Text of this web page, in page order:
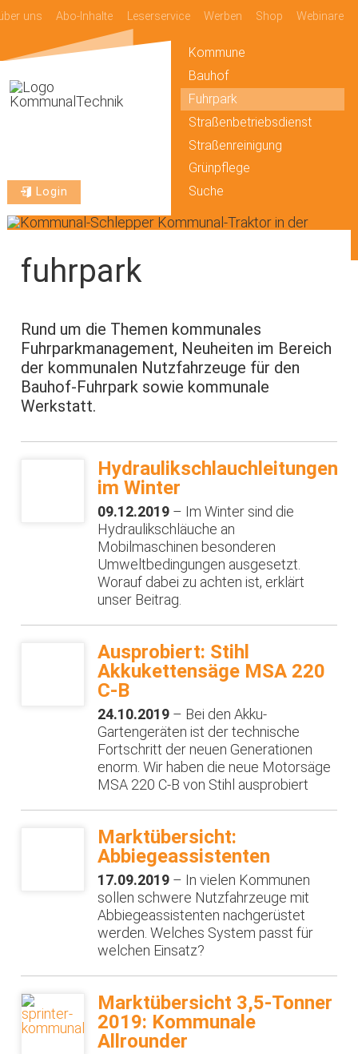
uns Abo-Inhalte Leserservice Werben Shop Webinare
Login
Kommune
Bauhof
Fuhrpark
Straßenbetriebsdienst
Straßenreinigung
Grünpflege
Suche
fuhrpark
Rund um die Themen kommunales
Fuhrparkmanagement, Neuheiten im Bereich
der kommunalen Nutzfahrzeuge für den
Bauhof-Fuhrpark sowie kommunale
Werkstatt.
Hydraulikschlauchleitungen
im Winter
09.12.2019 – Im Winter sind die
Hydraulikschläuche an
Mobilmaschinen besonderen
Umweltbedingungen ausgesetzt.
Worauf dabei zu achten ist, erklärt
unser Beitrag.
Ausprobiert: Stihl
Akkukettensäge MSA 220
C-B
24.10.2019 – Bei den Akku-
Gartengeräten ist der technische
Fortschritt der neuen Generationen
enorm. Wir haben die neue Motorsäge
MSA 220 C-B von Stihl ausprobiert
Marktübersicht:
Abbiegeassistenten
17.09.2019 – In vielen Kommunen
sollen schwere Nutzfahrzeuge mit
Abbiegeassistenten nachgerüstet
werden. Welches System passt für
welchen Einsatz?
Marktübersicht 3,5-Tonner
2019: Kommunale
Allrounder